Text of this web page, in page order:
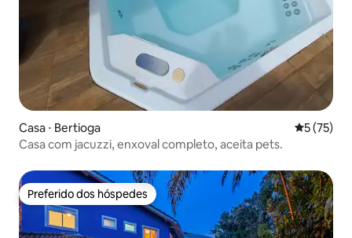
Casa ⋅ Bertioga 5 de uma
5 (75)
Casa com jacuzzi, enxoval completo, aceita pets.
Preferido dos hóspedes
Preferido dos hóspedes